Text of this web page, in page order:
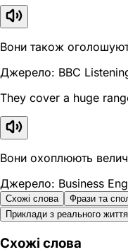
Вони також
Джерело: BBC
They cover a huge
Вони охоплюють
Джерело: Business
Схожі слова Фрази та
Приклади з реального життя
Схожі слова